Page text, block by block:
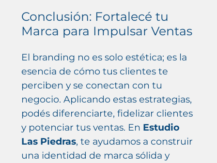
Conclusión: Fortalecé tu
Marca para Impulsar Ventas
El branding no es solo estética; es la
esencia de cómo tus clientes te
perciben y se conectan con tu
negocio. Aplicando estas estrategias,
podés diferenciarte, fidelizar clientes
y potenciar tus ventas. En Estudio
Las Piedras, te ayudamos a construir
una identidad de marca sólida y